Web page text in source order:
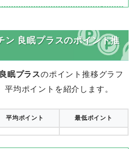
ン 良眠プラスのポイント推
眠プラスのポイント推移グラフ
平均ポイントを紹介します。
平均ポイント 最低ポイント